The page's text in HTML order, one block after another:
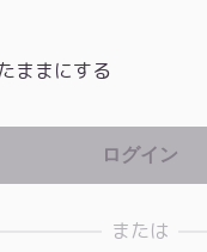
ままにする
または